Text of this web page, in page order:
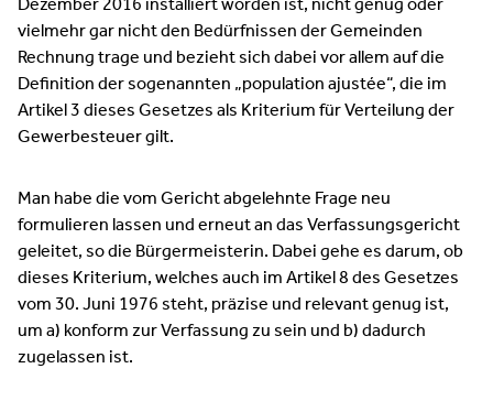
vielmehr gar nicht den Bedürfnissen der Gemeinden
Rechnung trage und bezieht sich dabei vor allem auf die
Definition der sogenannten „population ajustée“, die im
Artikel 3 dieses Gesetzes als Kriterium für Verteilung der
Gewerbesteuer gilt.
Man habe die vom Gericht abgelehnte Frage neu
formulieren lassen und erneut an das Verfassungsgericht
geleitet, so die Bürgermeisterin. Dabei gehe es darum, ob
dieses Kriterium, welches auch im Artikel 8 des Gesetzes
vom 30. Juni 1976 steht, präzise und relevant genug ist,
um a) konform zur Verfassung zu sein und b) dadurch
zugelassen ist.